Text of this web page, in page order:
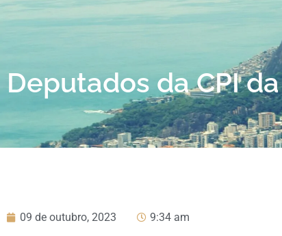
Deputados da CPI
09 de outubro, 2023 9:34 am